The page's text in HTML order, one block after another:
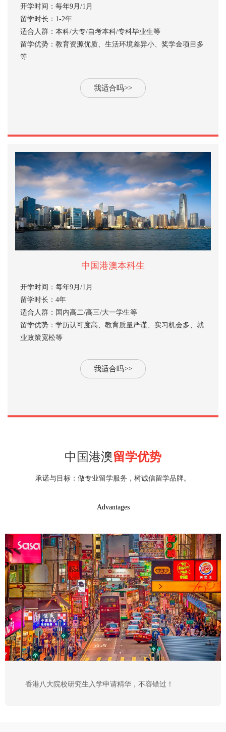
开学时间：每年9月/1月
留学时长：1-2年
适合人群：本科/大专/自考本科/专科毕业生等
留学优势：教育资源优质、生活环境差异小、奖学金项目多
等
我适合吗>>
中国港澳本科生
开学时间：每年9月/1月
留学时长：4年
适合人群：国内高二/高三/大一学生等
留学优势：学历认可度高、教育质量严谨、实习机会多、就
业政策宽松等
我适合吗>>
中国港澳留学优势
承诺与目标：做专业留学服务，树诚信留学品牌。
Advantages
香港八大院校研究生入学申请精华，不容错过！